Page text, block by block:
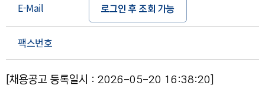
E-Mail 로그인 후 조회 가능
팩스번호
[채용공고 등록일시 : 2026-05-20 16:38:20]